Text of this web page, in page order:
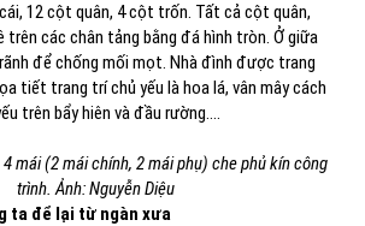
12 cột quân, 4 cột trốn. Tất cả cột quân,
các chân tảng bằng đá hình tròn. Ở giữa
để chống mối mọt. Nhà đình được trang
tiết trang trí chủ yếu là hoa lá, vân mây cách
trên bẩy hiên và đầu rường....
mái (2 mái chính, 2 mái phụ) che phủ kín công
trình. Ảnh: Nguyễn Diệu
ta để lại từ ngàn xưa